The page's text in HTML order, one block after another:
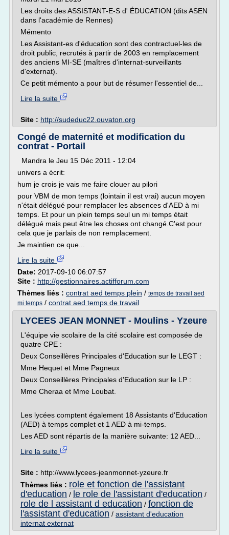
Les droits des ASSISTANT-E-S d' ÉDUCATION (dits ASEN
dans l'académie de Rennes)
Mémento
Les Assistant-es d'éducation sont des contractuel-les de
droit public, recrutés à partir de 2003 en remplacement
des anciens MI-SE (maîtres d'internat-surveillants
d'externat).
Ce petit mémento a pour but de résumer l'essentiel de...
Lire la suite
Site : http://sudeduc22.ouvaton.org
Congé de maternité et modification du
contrat - Portail
Mandra le Jeu 15 Déc 2011 - 12:04
univers a écrit:
hum je crois je vais me faire clouer au pilori
pour VBM de mon temps (lointain il est vrai) aucun moyen
n'était délégué pour remplacer les absences d'AED à mi
temps. Et pour un plein temps seul un mi temps était
délégué mais peut être les choses ont changé.C'est pour
cela que je parlais de non remplacement.
Je maintien ce que...
Lire la suite
Date: 2017-09-10 06:07:57
Site : http://gestionnaires.actifforum.com
Thèmes liés : contrat aed temps plein / temps de travail aed
mi temps / contrat aed temps de travail
LYCEES JEAN MONNET - Moulins - Yzeure
L'équipe vie scolaire de la cité scolaire est composée de
quatre CPE :
Deux Conseillères Principales d'Education sur le LEGT :
Mme Hequet et Mme Pagneux
Deux Conseillères Principales d'Education sur le LP :
Mme Cheraa et Mme Loubat.
Les lycées comptent également 18 Assistants d'Education
(AED) à temps complet et 1 AED à mi-temps.
Les AED sont répartis de la manière suivante: 12 AED...
Lire la suite
Site : http://www.lycees-jeanmonnet-yzeure.fr
Thèmes liés : role et fonction de l'assistant
d'education / le role de l'assistant d'education /
role de l assistant d education / fonction de
l'assistant d'education / assistant d'education
internat externat